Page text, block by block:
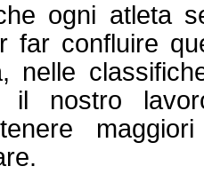
ogni atleta
far confluire
nelle
il nostro